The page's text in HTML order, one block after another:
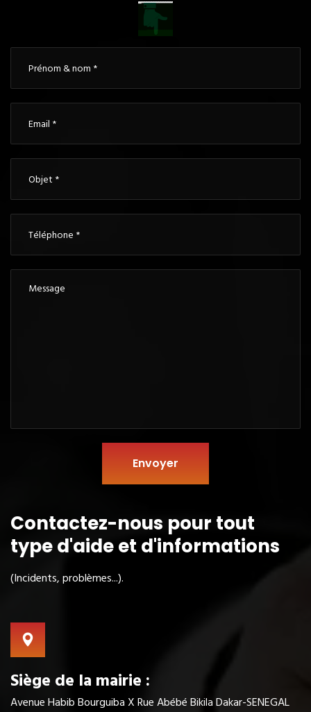
Envoyer
Contactez-nous pour tout
typed'aide et d'informations
(Incidents, problèmes...).
Siège de la mairie :
Avenue Habib Bourguiba X Rue Abébé Bikila Dakar-SENEGAL